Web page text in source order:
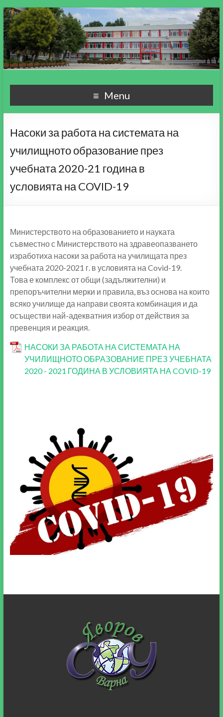
СУ "Пейо Кр. Яворов"
гр. Варна
Училище, мой свят чудесен!
Menu
Насоки за работа на системата на
училищното образование през
учебната 2020-21 година в
условията на COVID-19
Министерството на образованието и науката
съвместно с Министерството на здравеопазването
изработиха насоки за работа на училищата през
учебната 2020-2021 г. в условията на Covid-19.
Това е комплекс от общи (задължителни) и
препоръчителни мерки и правила, въз основа на които
всяко училище да направи своята комбинация и да
осъществи най-адекватния избор от действия за
превенция и реакция.
НАСОКИ ЗА РАБОТА НА СИСТЕМАТА НА
УЧИЛИЩНОТО ОБРАЗОВАНИЕ ПРЕЗ УЧЕБНАТА
2020 - 2021 ГОДИНА В УСЛОВИЯТА НА COVID-19